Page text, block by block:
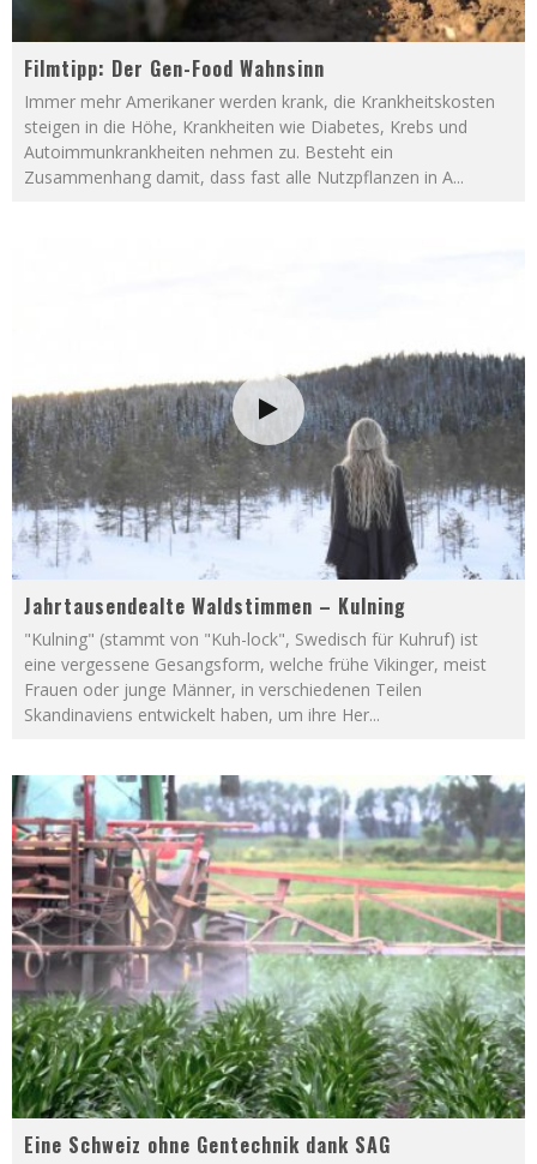
Filmtipp: Der Gen-Food Wahnsinn
Immer mehr Amerikaner werden krank, die Krankheitskosten
steigen in die Höhe, Krankheiten wie Diabetes, Krebs und
Autoimmunkrankheiten nehmen zu. Besteht ein
Zusammenhang damit, dass fast alle Nutzpflanzen in A...
Jahrtausendealte Waldstimmen – Kulning
"Kulning" (stammt von "Kuh-lock", Swedisch für Kuhruf) ist
eine vergessene Gesangsform, welche frühe Vikinger, meist
Frauen oder junge Männer, in verschiedenen Teilen
Skandinaviens entwickelt haben, um ihre Her...
Eine Schweiz ohne Gentechnik dank SAG